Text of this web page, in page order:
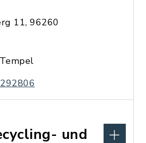
11, 96260
und